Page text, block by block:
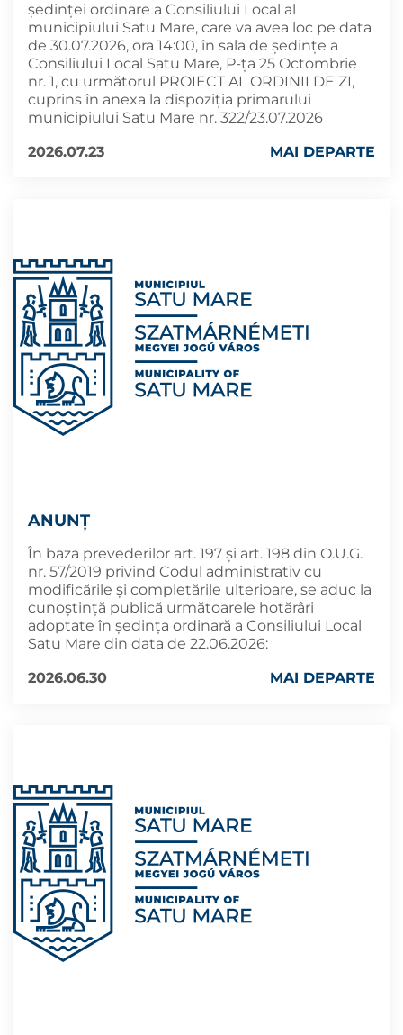
ședinței ordinare a Consiliului Local al
municipiului Satu Mare, care va avea loc pe data
de 30.07.2026, ora 14:00, în sala de ședințe a
Consiliului Local Satu Mare, P-ța 25 Octombrie
nr. 1, cu următorul PROIECT AL ORDINII DE ZI,
cuprins în anexa la dispoziția primarului
municipiului Satu Mare nr. 322/23.07.2026
2026.07.23
MAI DEPARTE
ANUNȚ
În baza prevederilor art. 197 și art. 198 din O.U.G.
nr. 57/2019 privind Codul administrativ cu
modificările și completările ulterioare, se aduc la
cunoştinţă publică următoarele hotărâri
adoptate în şedința ordinară a Consiliului Local
Satu Mare din data de 22.06.2026:
2026.06.30
MAI DEPARTE